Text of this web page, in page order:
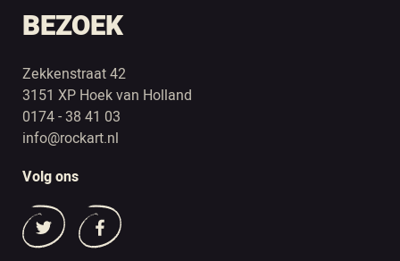
BEZOEK
Zekkenstraat 42
3151 XP Hoek van Holland
0174 - 38 41 03
info@rockart.nl
Volg ons